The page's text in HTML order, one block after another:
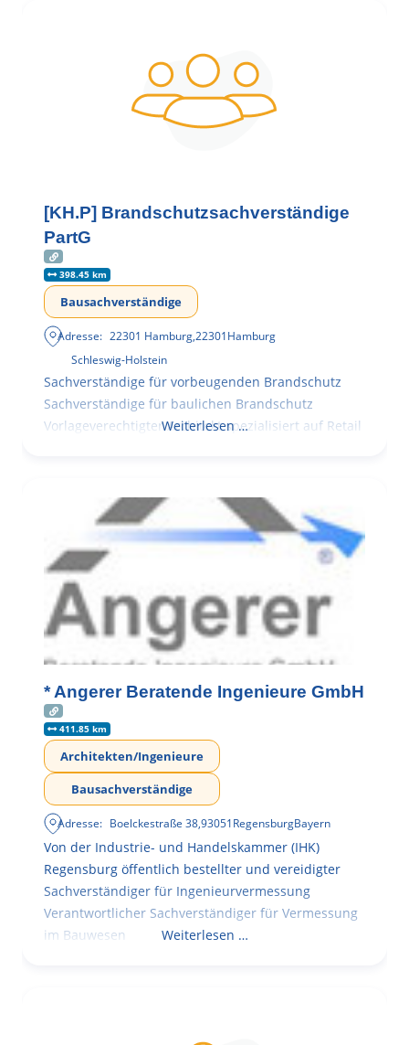
[KH.P] Brandschutzsachverständige
PartG
398.45 km
Bausachverständige
Adresse: 22301 Hamburg,22301Hamburg
Schleswig-Holstein
Sachverständige für vorbeugenden Brandschutz
Sachverständige für baulichen Brandschutz
Vorlageverechtigter Architekt spezialisiert auf Retail
Weiterlesen …
* Angerer Beratende Ingenieure GmbH
411.85 km
Architekten/Ingenieure
Bausachverständige
Adresse: Boelckestraße 38,93051RegensburgBayern
Von der Industrie- und Handelskammer (IHK)
Regensburg öffentlich bestellter und vereidigter
Sachverständiger für Ingenieurvermessung
Verantwortlicher Sachverständiger für Vermessung
im Bauwesen
Weiterlesen …